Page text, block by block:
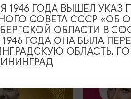
1946 ГОДА ВЫШЕЛ УКАЗ
СОВЕТА СССР «ОБ
ОБЛАСТИ В
ГОДА ОНА БЫЛА
ОБЛАСТЬ,